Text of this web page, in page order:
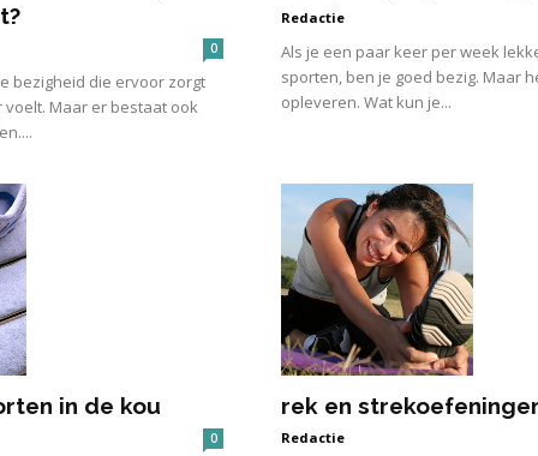
0
bezigheid die ervoor zorgt
Maar er bestaat ook
Redactie
Als je een paar keer per week
sporten, ben je goed bezig. Maar
opleveren. Wat kun je...
in de kou
0
rek en
Redactie